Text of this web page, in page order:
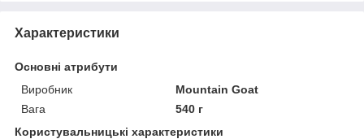
Характеристики
Основні атрибути
Виробник
Mountain Goat
Вага
540 г
Користувальницькі характеристики